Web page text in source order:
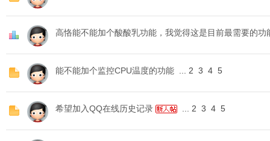
高恪能不能加个酸酸乳功能，我觉得这是目前最需要的功
能不能加个监控CPU温度的功能 2 3 4 5
希望加入QQ在线历史记录 2 3 4 5